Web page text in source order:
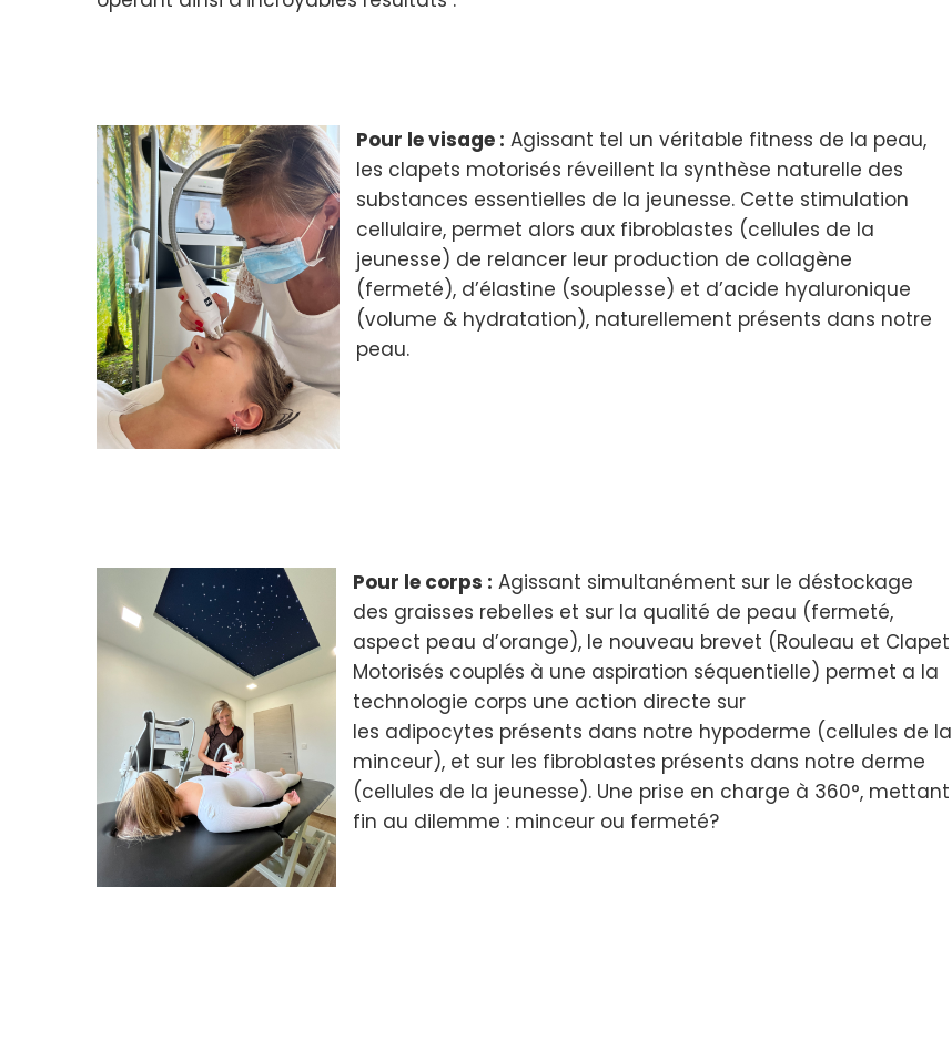
Pour le visage : Agissant tel un véritable fitness de la peau,
les clapets motorisés réveillent la synthèse naturelle des
substances essentielles de la jeunesse. Cette stimulation
cellulaire, permet alors aux fibroblastes (cellules de la
jeunesse) de relancer leur production de collagène
(fermeté), d’élastine (souplesse) et d’acide hyaluronique
(volume & hydratation), naturellement présents dans notre
peau.
Pour le corps : Agissant simultanément sur le déstockage
des graisses rebelles et sur la qualité de peau (fermeté,
aspect peau d’orange), le nouveau brevet (Rouleau et Clapet
Motorisés couplés à une aspiration séquentielle) permet a la
technologie corps une action directe sur
les adipocytes présents dans notre hypoderme (cellules de la
minceur), et sur les fibroblastes présents dans notre derme
(cellules de la jeunesse). Une prise en charge à 360°, mettant
fin au dilemme : minceur ou fermeté?